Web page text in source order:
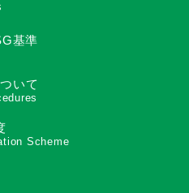
基準
いて
Scheme